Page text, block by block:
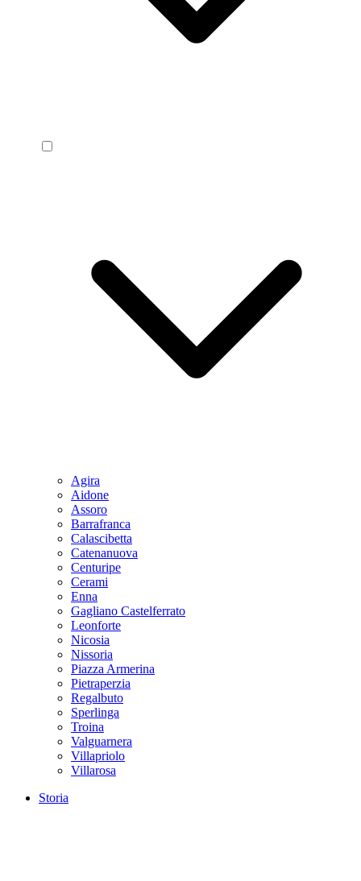
Agira
Aidone
Assoro
Barrafranca
Calascibetta
Catenanuova
Centuripe
Cerami
Enna
Gagliano Castelferrato
Leonforte
Nicosia
Nissoria
Piazza Armerina
Pietraperzia
Regalbuto
Sperlinga
Troina
Valguarnera
Villapriolo
Villarosa
Storia